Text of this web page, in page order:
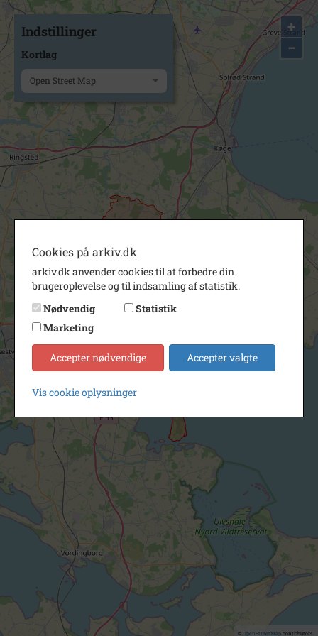
+
−
© OpenStreetMapcontributors.
Indstillinger
Kortlag
Open Street Map
Cookies på arkiv.dk
arkiv.dk anvender cookies til at forbedre din
brugeroplevelse og til indsamling af statistik.
Nødvendig
Statistik
Marketing
Accepter nødvendige Accepter valgte
Vis cookie oplysninger